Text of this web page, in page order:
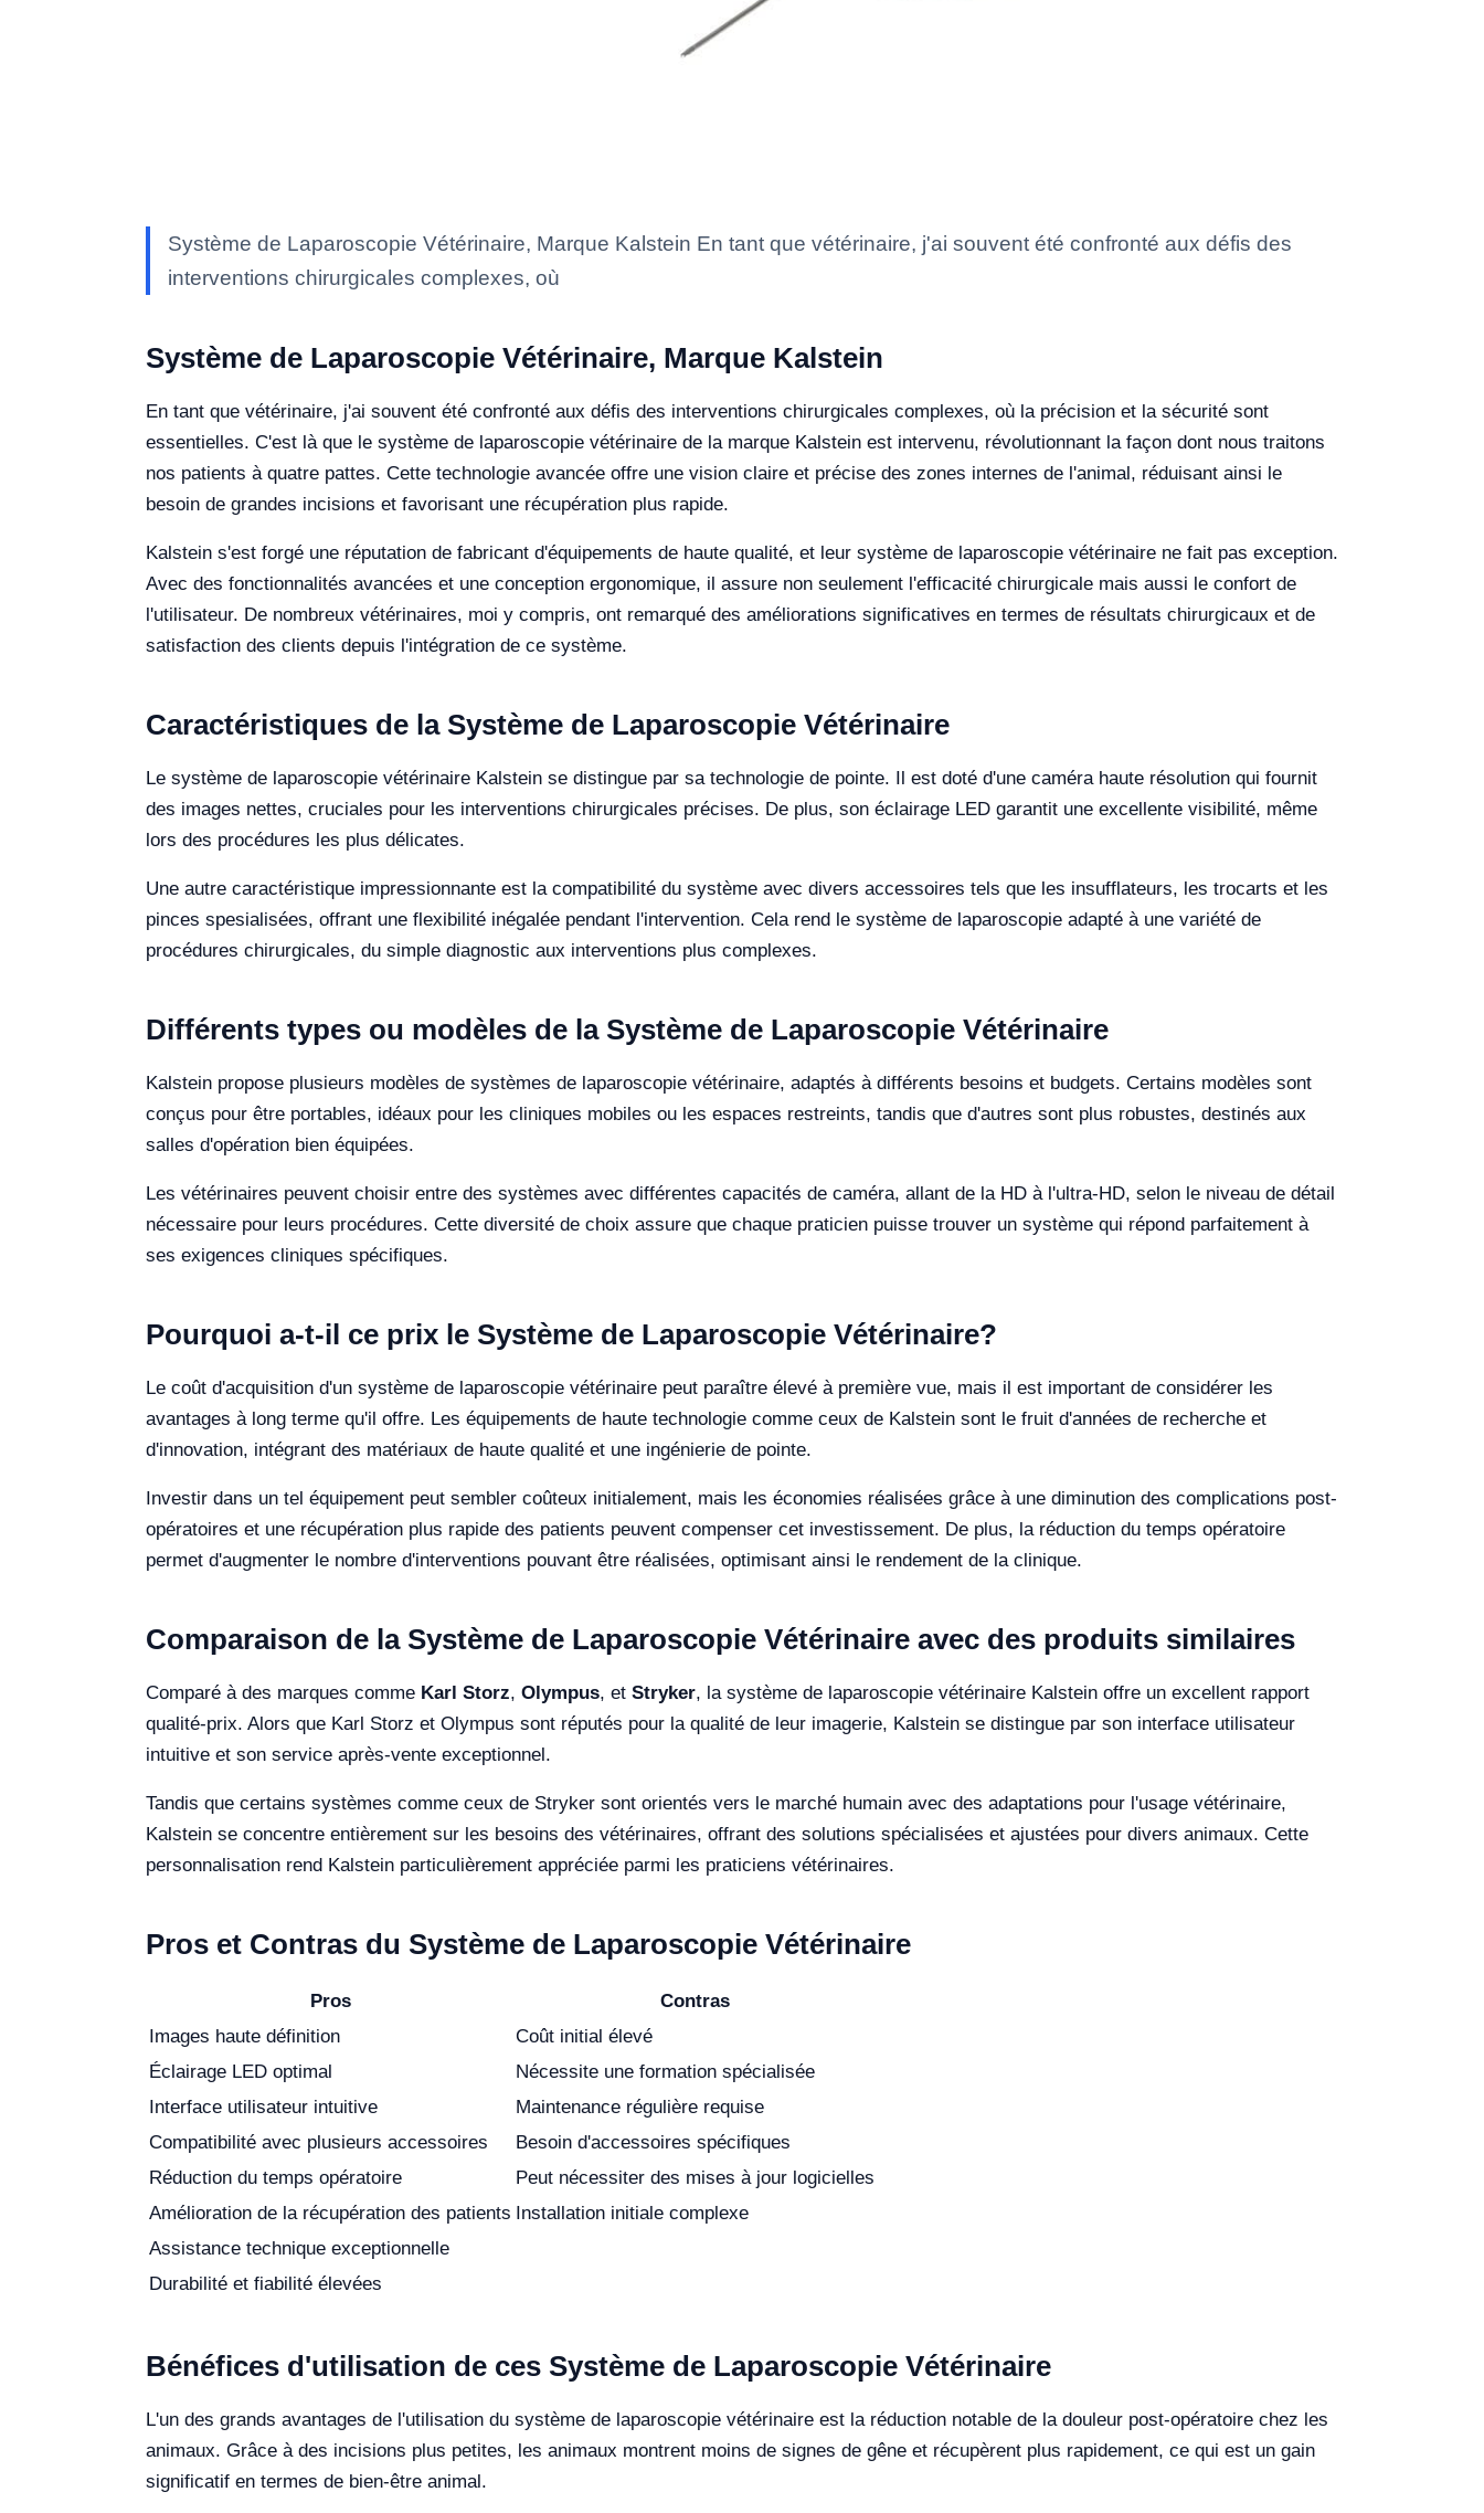
Système de Laparoscopie Vétérinaire, Marque Kalstein En tant que vétérinaire, j'ai souvent été confronté aux défis des
interventions chirurgicales complexes, où
Système de Laparoscopie Vétérinaire, Marque Kalstein
En tant que vétérinaire, j'ai souvent été confronté aux défis des interventions chirurgicales complexes, où la précision et la sécurité sont
essentielles. C'est là que le système de laparoscopie vétérinaire de la marque Kalstein est intervenu, révolutionnant la façon dont nous traitons
nos patients à quatre pattes. Cette technologie avancée offre une vision claire et précise des zones internes de l'animal, réduisant ainsi le
besoin de grandes incisions et favorisant une récupération plus rapide.
Kalstein s'est forgé une réputation de fabricant d'équipements de haute qualité, et leur système de laparoscopie vétérinaire ne fait pas exception.
Avec des fonctionnalités avancées et une conception ergonomique, il assure non seulement l'efficacité chirurgicale mais aussi le confort de
l'utilisateur. De nombreux vétérinaires, moi y compris, ont remarqué des améliorations significatives en termes de résultats chirurgicaux et de
satisfaction des clients depuis l'intégration de ce système.
Caractéristiques de la Système de Laparoscopie Vétérinaire
Le système de laparoscopie vétérinaire Kalstein se distingue par sa technologie de pointe. Il est doté d'une caméra haute résolution qui fournit
des images nettes, cruciales pour les interventions chirurgicales précises. De plus, son éclairage LED garantit une excellente visibilité, même
lors des procédures les plus délicates.
Une autre caractéristique impressionnante est la compatibilité du système avec divers accessoires tels que les insufflateurs, les trocarts et les
pinces spesialisées, offrant une flexibilité inégalée pendant l'intervention. Cela rend le système de laparoscopie adapté à une variété de
procédures chirurgicales, du simple diagnostic aux interventions plus complexes.
Différents types ou modèles de la Système de Laparoscopie Vétérinaire
Kalstein propose plusieurs modèles de systèmes de laparoscopie vétérinaire, adaptés à différents besoins et budgets. Certains modèles sont
conçus pour être portables, idéaux pour les cliniques mobiles ou les espaces restreints, tandis que d'autres sont plus robustes, destinés aux
salles d'opération bien équipées.
Les vétérinaires peuvent choisir entre des systèmes avec différentes capacités de caméra, allant de la HD à l'ultra-HD, selon le niveau de détail
nécessaire pour leurs procédures. Cette diversité de choix assure que chaque praticien puisse trouver un système qui répond parfaitement à
ses exigences cliniques spécifiques.
Pourquoi a-t-il ce prix le Système de Laparoscopie Vétérinaire?
Le coût d'acquisition d'un système de laparoscopie vétérinaire peut paraître élevé à première vue, mais il est important de considérer les
avantages à long terme qu'il offre. Les équipements de haute technologie comme ceux de Kalstein sont le fruit d'années de recherche et
d'innovation, intégrant des matériaux de haute qualité et une ingénierie de pointe.
Investir dans un tel équipement peut sembler coûteux initialement, mais les économies réalisées grâce à une diminution des complications post-
opératoires et une récupération plus rapide des patients peuvent compenser cet investissement. De plus, la réduction du temps opératoire
permet d'augmenter le nombre d'interventions pouvant être réalisées, optimisant ainsi le rendement de la clinique.
Comparaison de la Système de Laparoscopie Vétérinaire avec des produits similaires
Comparé à des marques comme Karl Storz, Olympus, et Stryker, la système de laparoscopie vétérinaire Kalstein offre un excellent rapport
qualité-prix. Alors que Karl Storz et Olympus sont réputés pour la qualité de leur imagerie, Kalstein se distingue par son interface utilisateur
intuitive et son service après-vente exceptionnel.
Tandis que certains systèmes comme ceux de Stryker sont orientés vers le marché humain avec des adaptations pour l'usage vétérinaire,
Kalstein se concentre entièrement sur les besoins des vétérinaires, offrant des solutions spécialisées et ajustées pour divers animaux. Cette
personnalisation rend Kalstein particulièrement appréciée parmi les praticiens vétérinaires.
Pros et Contras du Système de Laparoscopie Vétérinaire
Pros
Contras
Images haute définition
Coût initial élevé
Éclairage LED optimal
Nécessite une formation spécialisée
Interface utilisateur intuitive
Maintenance régulière requise
Compatibilité avec plusieurs accessoires
Besoin d'accessoires spécifiques
Réduction du temps opératoire
Peut nécessiter des mises à jour logicielles
Amélioration de la récupération des patients Installation initiale complexe
Assistance technique exceptionnelle
Durabilité et fiabilité élevées
Bénéfices d'utilisation de ces Système de Laparoscopie Vétérinaire
L'un des grands avantages de l'utilisation du système de laparoscopie vétérinaire est la réduction notable de la douleur post-opératoire chez les
animaux. Grâce à des incisions plus petites, les animaux montrent moins de signes de gêne et récupèrent plus rapidement, ce qui est un gain
significatif en termes de bien-être animal.